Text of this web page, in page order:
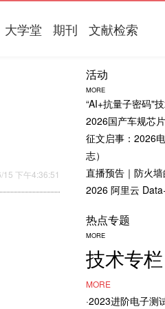
大学堂 期刊 文献检索
下午4:36:51
活动
MORE
“AI+抗量子密码"
2026国产车规芯
征文启事：2026
志）
直播预告｜防火
2026 阿里云
热点专题
MORE
技术专栏
MORE
·2023进阶电子测